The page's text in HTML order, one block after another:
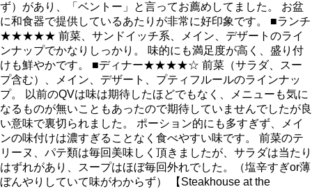
ず）があり、「ベントー」と言ってお薦めしてました。 お盆
に和食器で提供しているあたりが非常に好印象です。 ■ランチ
★★★★★ 前菜、サンドイッチ系、メイン、デザートのライ
ンナップでかなりしっかり。 味的にも満足度が高く、盛り付
けも鮮やかです。 ■ディナー★★★★☆ 前菜（サラダ、スー
プ含む）、メイン、デザート、プティフルールのラインナッ
プ。 以前のQVは味は期待したほどでもなく、メニューも気に
なるものが無いこともあったので期待していませんでしたが良
い意味で裏切られました。 ポーション的にも多すぎず、メイ
ンの味付けは濃すぎることなく食べやすい味です。 前菜のテ
リーヌ、パテ類は毎回美味しく頂きましたが、サラダは当たり
はずれがあり、スープはほぼ毎回外れでした。（塩辛すぎor薄
ぼんやりしていて味がわからず） 【Steakhouse at the